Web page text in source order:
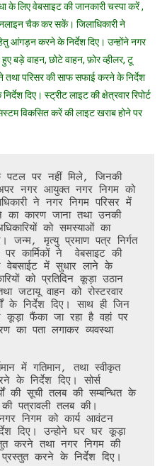
का
निरीक्षण
किया
के लिए वेबसाइट की जानकारी चस्पा करें ,
चैक कर सकें। जिलाधिकारी ने
आंगड़न करने के निर्देश दिए। उन्होंने नगर
बड़े वाहन, छोटे वाहन, फ़ोर व्हीलर, टू
परिसर की साफ सफाई करने के निर्देश
दिए। स्ट्रीट लाइट की क्षेत्रवार रिपोर्ट
विकसित करें की लाइट खराब होने पर
पटल पर नहीं मिले, जिनकी
नगर आयुक्त नगर निगम को
ने नगर निगम परिसर में
कारण जाना तथा उनकी
को समस्याओं का
जन्म, मृत्यु प्रमाण पत्र निर्गत
पर कार्मिकों ने  वेबसाइट की
ने वेबसाईट में सुधार लाने के
को प्रतिदिन कूड़ा उठान
जटायू वाहन को रोस्टरवार
के निर्देश दिए। साथ ही जिन
कूड़ा फैंका जा रहा है वहां पर
का पता लगाकर व्यवस्था
में गतिमान, तथा स्वीकृत
के निर्देश दिए। सोर्स
की सूची तलब की सम्बन्धित के
पत्रावली तलब की।
निगम को कार्य आवंटन
दिए। उन्होने घर घर कूड़ा
करने तथा नगर निगम की
प्रस्तुत करने के निर्देश दिए।